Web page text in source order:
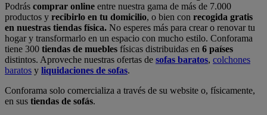
Podrás comprar online entre nuestra gama de más de 7.000
productos y recibirlo en tu domicilio, o bien con recogida gratis
en nuestras tiendas física. No esperes más para crear o renovar tu
hogar y transformarlo en un espacio con mucho estilo. Conforama
tiene 300 tiendas de muebles físicas distribuidas en 6 países
distintos. Aproveche nuestras ofertas de sofas baratos, colchones
baratos y liquidaciones de sofas.
Conforama solo comercializa a través de su website o, físicamente,
en sus tiendas de sofás.